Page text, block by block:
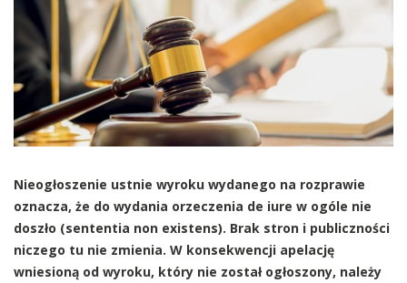
Nieogłoszenie ustnie wyroku wydanego na rozprawie
oznacza, że do wydania orzeczenia de iure w ogóle nie
doszło (sententia non existens). Brak stron i publiczności
niczego tu nie zmienia. W konsekwencji apelację
wniesioną od wyroku, który nie został ogłoszony, należy